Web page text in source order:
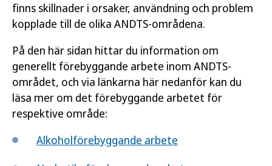
finns skillnader i orsaker, användning och problem
kopplade till de olika ANDTS-områdena.
På den här sidan hittar du information om
generellt förebyggande arbete inom ANDTS-
området, och via länkarna här nedanför kan du
läsa mer om det förebyggande arbetet för
respektive område:
Alkoholförebyggande arbete